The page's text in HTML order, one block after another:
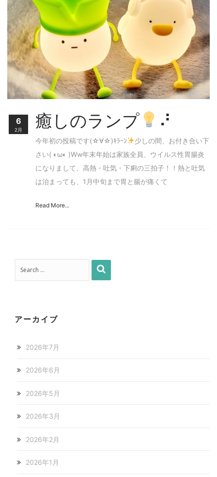
癒しのランプ ⠜
今年初の投稿です(☆∀☆)ｷﾗｰﾝ
少しの間、お付き合い下
さい( ◐ω◐ )Ww年末年始は家族全員、ウイルス性胃腸炎
になりまして、高熱・吐気・下痢の三拍子！！熱と吐気
は治まっても、1月中旬まで胃と腸が痛くて
Read More...
6
2月
アーカイブ
2026年7月
2026年6月
2026年5月
2026年3月
2026年2月
2026年1月